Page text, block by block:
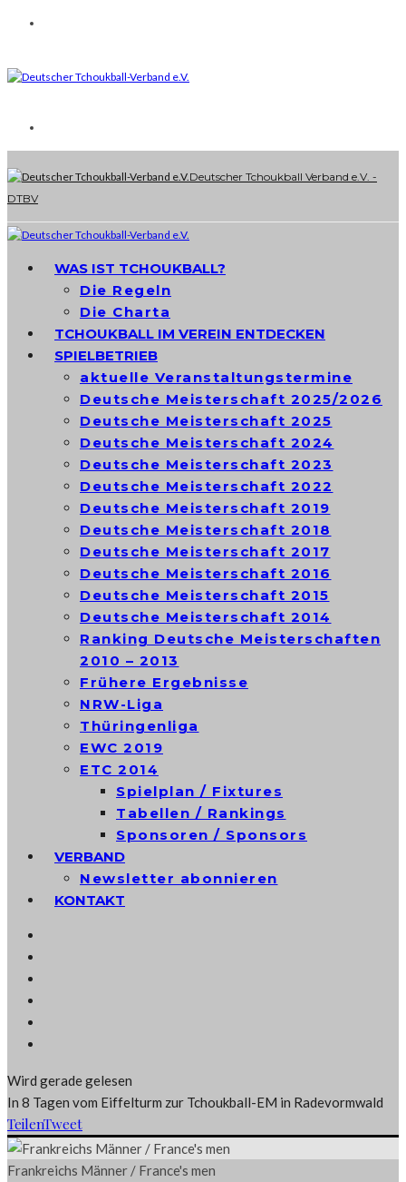
Deutscher Tchoukball Verband e.V. -
DTBV
WAS IST TCHOUKBALL?
Die Regeln
Die Charta
TCHOUKBALL IM VEREIN ENTDECKEN
SPIELBETRIEB
aktuelle Veranstaltungstermine
Deutsche Meisterschaft 2025/2026
Deutsche Meisterschaft 2025
Deutsche Meisterschaft 2024
Deutsche Meisterschaft 2023
Deutsche Meisterschaft 2022
Deutsche Meisterschaft 2019
Deutsche Meisterschaft 2018
Deutsche Meisterschaft 2017
Deutsche Meisterschaft 2016
Deutsche Meisterschaft 2015
Deutsche Meisterschaft 2014
Ranking Deutsche Meisterschaften
2010 – 2013
Frühere Ergebnisse
NRW-Liga
Thüringenliga
EWC 2019
ETC 2014
Spielplan / Fixtures
Tabellen / Rankings
Sponsoren / Sponsors
VERBAND
Newsletter abonnieren
KONTAKT
Wird gerade gelesen
In 8 Tagen vom Eiffelturm zur Tchoukball-EM in Radevormwald
TeilenTweet
Frankreichs Männer / France's men